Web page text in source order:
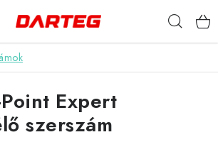
Expert
szerszám